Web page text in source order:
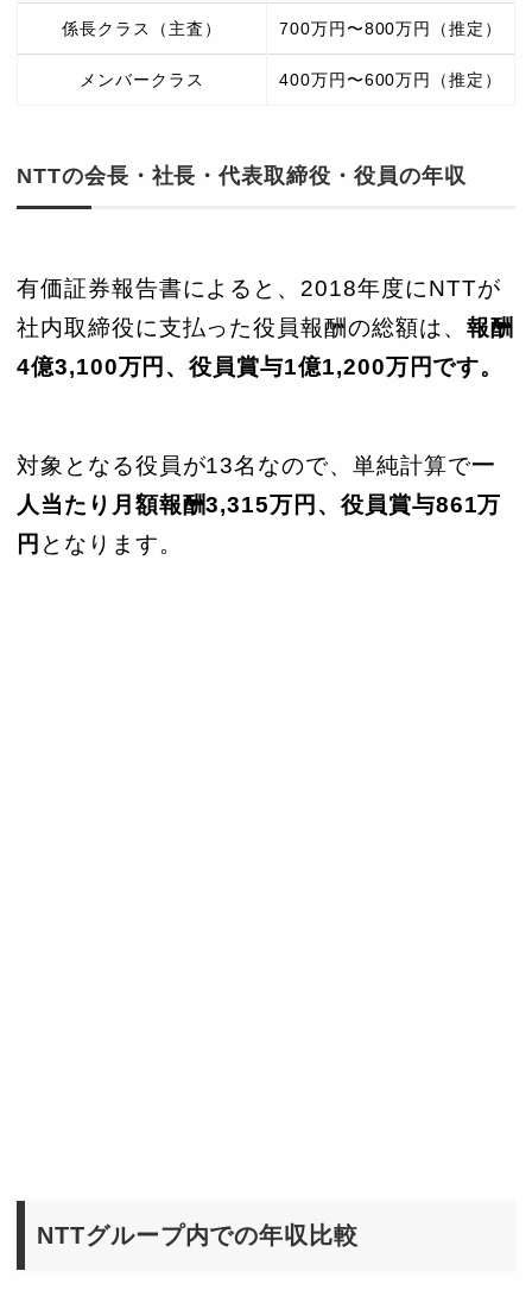
係長クラス（主査） 700万円〜800万円（推定）
メンバークラス 400万円〜600万円（推定）
NTTの会長・社長・代表取締役・役員の年収
有価証券報告書によると、2018年度にNTTが
社内取締役に支払った役員報酬の総額は、 報酬
4億3,100万円、役員賞与1億1,200万円です。
対象となる役員が13名なので、単純計算で一
人当たり月額報酬3,315万円、役員賞与861万
円 となります。
NTTグループ内での年収比較